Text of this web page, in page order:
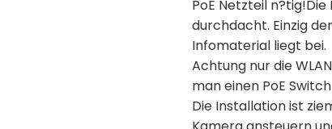
PoE Netzteil
durchdacht. Einzig
Infomaterial liegt bei.
Achtung nur die
man einen PoE
Die Installation ist